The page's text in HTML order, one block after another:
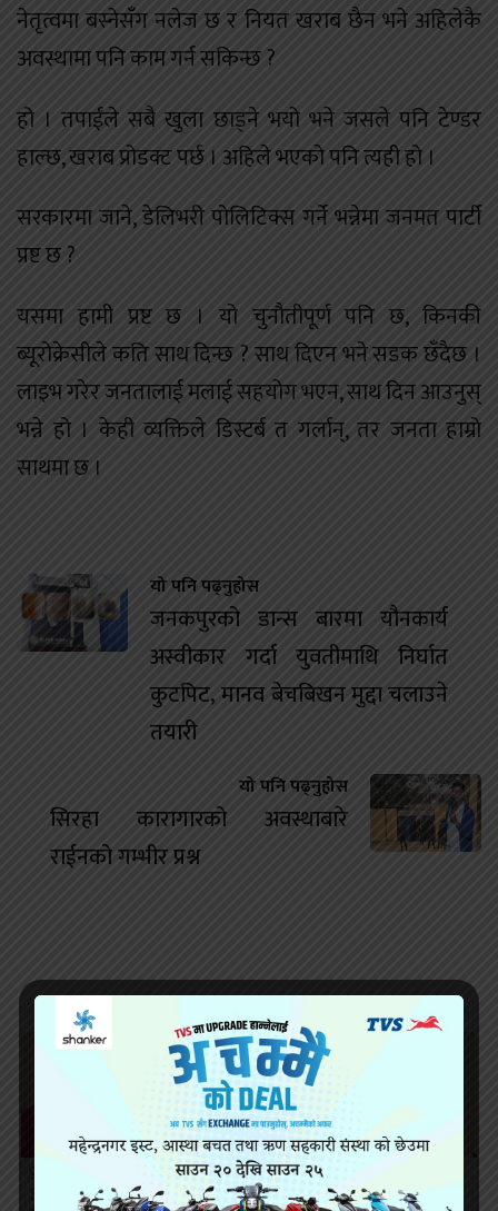
नेतृत्वमा बस्नेसँग नलेज छ र नियत खराब छैन भने अहिलेकै
अवस्थामा पनि काम गर्न सकिन्छ ?
हो । तपाईंले सबै खुला छाड्ने भयो भने जसले पनि टेण्डर
हाल्छ, खराब प्रोडक्ट पर्छ । अहिले भएको पनि त्यही हो ।
सरकारमा जाने, डेलिभरी पोलिटिक्स गर्ने भन्नेमा जनमत पार्टी
प्रष्ट छ ?
यसमा हामी प्रष्ट छ । यो चुनौतीपूर्ण पनि छ, किनकी
ब्यूरोक्रेसीले कति साथ दिन्छ ? साथ दिएन भने सडक छँदैछ ।
लाइभ गरेर जनतालाई मलाई सहयोग भएन, साथ दिन आउनुस्
भन्ने हो । केही व्यक्तिले डिस्टर्ब त गर्लान्, तर जनता हाम्रो
साथमा छ ।
यो पनि पढ्नुहोस
जनकपुरको डान्स बारमा यौनकार्य
अस्वीकार गर्दा युवतीमाथि निर्घात
कुटपिट, मानव बेचबिखन मुद्दा चलाउने
तयारी
यो पनि पढ्नुहोस
सिरहा कारागारको अवस्थाबारे
राईनको गम्भीर प्रश्न